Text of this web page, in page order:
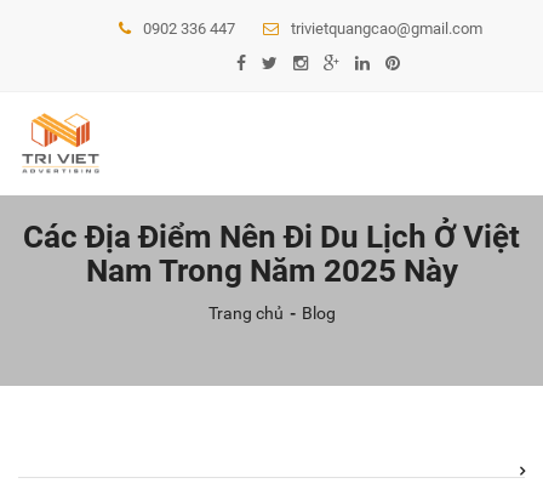
0902 336 447 trivietquangcao@gmail.com
Các Địa Điểm Nên Đi Du Lịch Ở Việt
Nam Trong Năm 2025 Này
Trang chủ Blog